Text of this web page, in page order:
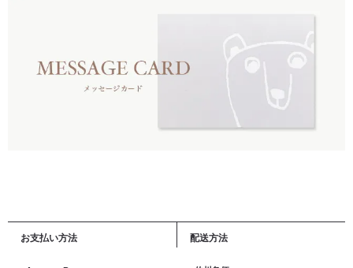
お支払い方法 配送方法